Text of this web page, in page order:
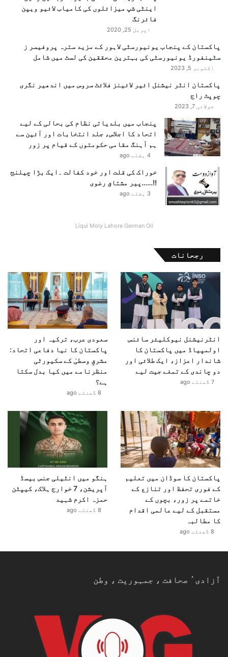
اینٹی شپ میزائلوں کی کامیاب لائیو ویپن
فائرنگ
اپریل 25, 2020
پاکستان کے پنجاب یونیورسٹی لاہور کے مزید سترہ پروفیسر ز
سٹینفورڈ یونیورسٹی کی بہترین محققین کی لسٹ میں شامل
اکتوبر 5, 2023
پاکستان انٹر نیشنل ائیر لائینز فلائٹ سروس میں اندھیر نگری
چوپٹ راج
جولائی 7, 2023
پنجاب میں بلدیاتی نظام کی بحالی کے لیے
اتحاد کا اجلاس، جلد انتخابات اور آئین سے
ہم آہنگ مقامی حکومتوں کے قیام پر زور
4 ہفتے ago
خوراک کی قلت اور خود کفالت ۔ایک بڑا چیلنج
!!……پیر مشتاق رضوی
3 ہفتے ago
Liqui Moly Lahore German Oil
رجحانات
انٹرنیشنل نیوکلیئر سائنس
اولمپیاڈ میں پاکستان کا
شاندار اعزاز، ایک طلائی اور
دو چاندی کے تمغے جیت لیے
7 گھنٹے ago
سعودی عرب، ترکیہ اور
پاکستان کا نیا دفاعی اتحاد:
مشرقِ وسطیٰ کے سکیورٹی
منظرنامے میں کیا بدل سکتا
ہے؟
8 گھنٹے ago
پاکستان کا سوڈان میں تعلیم
کے فوری تحفظ اور تنازع کے
خاتمے پر زور، بچوں کے
مستقبل کے لیے عالمی اقدام
کا مطالبہ
8 گھنٹے ago
ہنگو میں انٹیلی جنس بیسڈ
آپریشن، 7 خوارج ہلاک، کیپٹن
حمزہ اکرم شہید
8 گھنٹے ago
آزادیٴ صحافت ، جمہوریت ، وطن